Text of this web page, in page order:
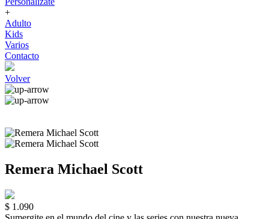
+
Adulto
Kids
Varios
Contacto
Volver
Remera Michael Scott
$ 1.090